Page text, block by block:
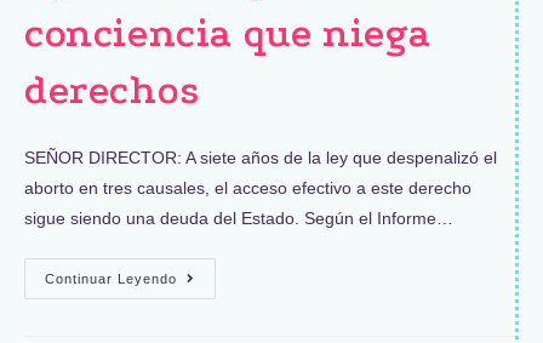
conciencia que niega
derechos
SEÑOR DIRECTOR: A siete años de la ley que despenalizó el
aborto en tres causales, el acceso efectivo a este derecho
sigue siendo una deuda del Estado. Según el Informe…
Continuar Leyendo